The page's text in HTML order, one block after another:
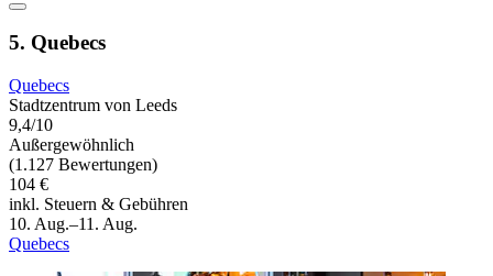
5. Quebecs
Quebecs
Stadtzentrum von Leeds
9,4/10
Außergewöhnlich
(1.127 Bewertungen)
104 €
inkl. Steuern & Gebühren
10. Aug.–11. Aug.
Quebecs